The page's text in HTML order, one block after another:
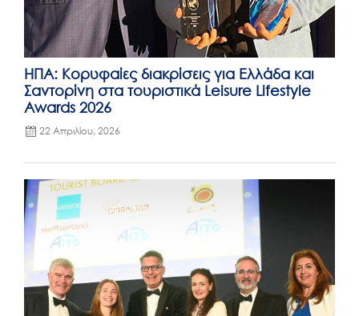
ΗΠΑ: Κορυφαίες διακρίσεις για Ελλάδα και
Σαντορίνη στα τουριστικά Leisure Lifestyle
Awards 2026
22 Απριλίου, 2026
Posted